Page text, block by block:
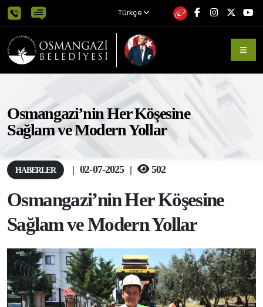
Türkçe
Osmangazi’nin Her Köşesine
Sağlam ve Modern Yollar
HABERLER | 02-07-2025 | 502
Osmangazi’nin Her Köşesine
Sağlam ve Modern Yollar